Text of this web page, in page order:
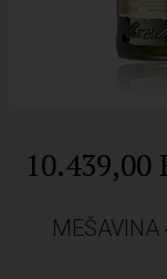
10.439,00